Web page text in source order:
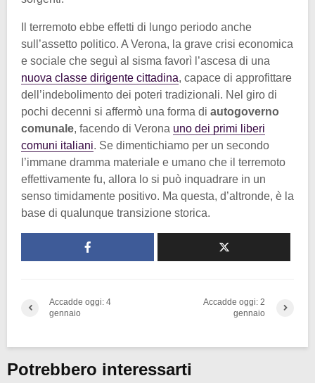
Il terremoto ebbe effetti di lungo periodo anche
sull’assetto politico. A Verona, la grave crisi economica
e sociale che seguì al sisma favorì l’ascesa di una
nuova classe dirigente cittadina, capace di approfittare
dell’indebolimento dei poteri tradizionali. Nel giro di
pochi decenni si affermò una forma di autogoverno
comunale, facendo di Verona uno dei primi liberi
comuni italiani. Se dimentichiamo per un secondo
l’immane dramma materiale e umano che il terremoto
effettivamente fu, allora lo si può inquadrare in un
senso timidamente positivo. Ma questa, d’altronde, è la
base di qualunque transizione storica.
Accadde oggi: 4
gennaio
Accadde oggi: 2
gennaio
Potrebbero interessarti